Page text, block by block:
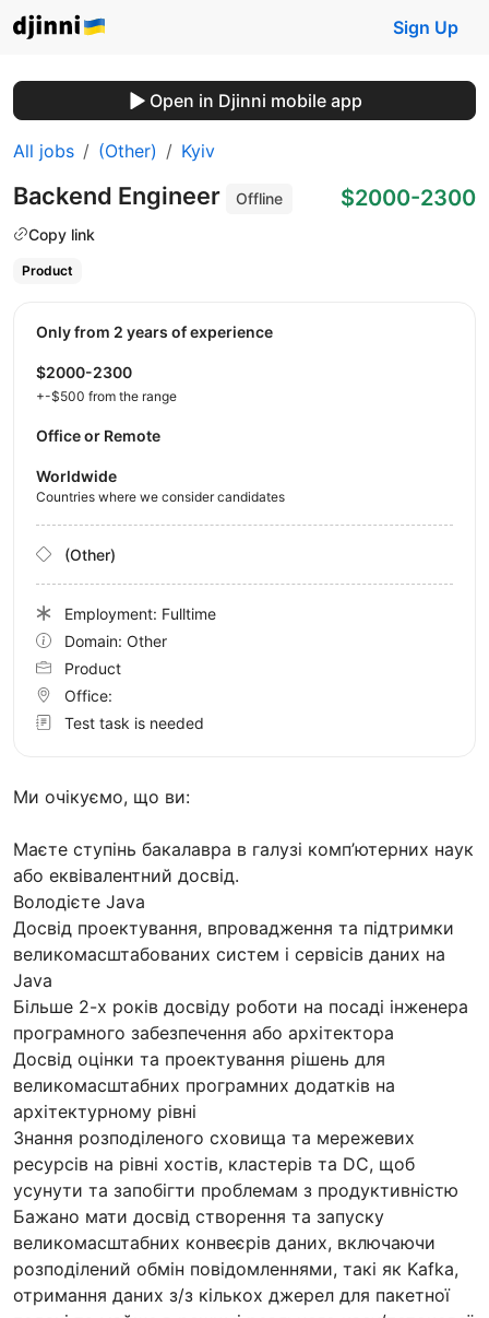
Sign Up
Open in Djinni mobile app
All jobs (Other) Kyiv
Backend Engineer
Offline
Copy link
$2000-2300
Product
Ми очікуємо, що ви:
Маєте ступінь бакалавра в галузі комп’ютерних наук
або еквівалентний досвід.
Володієте Java
Досвід проектування, впровадження та підтримки
великомасштабованих систем і сервісів даних на
Java
Більше 2-х років досвіду роботи на посаді інженера
програмного забезпечення або архітектора
Досвід оцінки та проектування рішень для
великомасштабних програмних додатків на
архітектурному рівні
Знання розподіленого сховища та мережевих
ресурсів на рівні хостів, кластерів та DC, щоб
усунути та запобігти проблемам з продуктивністю
Бажано мати досвід створення та запуску
великомасштабних конвеєрів даних, включаючи
розподілений обмін повідомленнями, такі як Kafka,
отримання даних з/з кількох джерел для пакетної
Only from 2 years of experience
$2000-2300
+-$500 from the range
Office or Remote
Worldwide
Countries where we consider candidates
(Other)
Employment: Fulltime
Domain: Other
Product
Office:
Test task is needed